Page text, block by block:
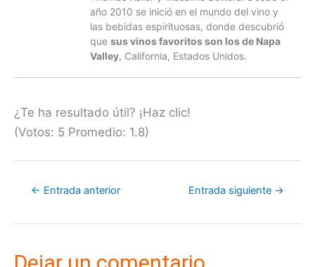
año 2010 se inició en el mundo del vino y
las bebidas espirituosas, donde descubrió
que sus vinos favoritos son los de Napa
Valley, California, Estados Unidos.
¿Te ha resultado útil? ¡Haz clic!
(Votos: 5 Promedio: 1.8)
← Entrada anterior Entrada siguiente →